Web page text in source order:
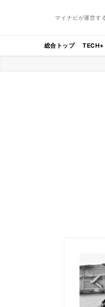
マイナビが運営す
総合トップ TECH+